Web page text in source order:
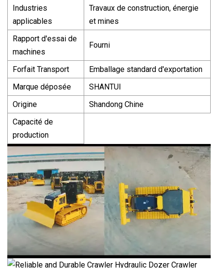
Industries
applicables
Travaux de construction, énergie
et mines
Rapport d'essai de
machines
Fourni
Forfait Transport
Emballage standard d'exportation
Marque déposée
SHANTUI
Origine
Shandong Chine
Capacité de
production